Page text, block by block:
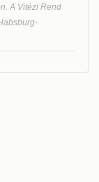
A Vitézi Rend